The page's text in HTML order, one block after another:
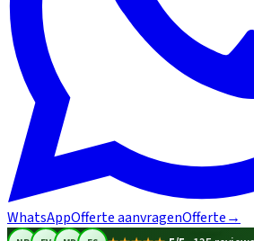
WhatsAppOfferte aanvragenOfferte→